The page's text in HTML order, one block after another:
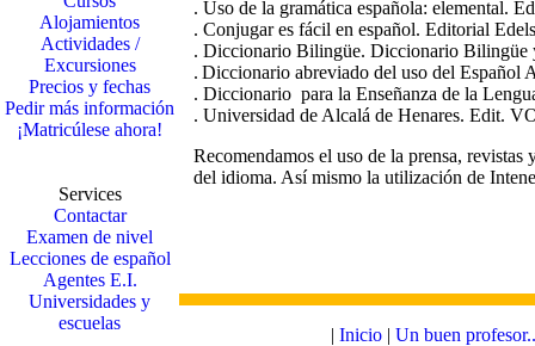
Alojamientos
Actividades /
Excursiones
Precios y fechas
Pedir más información
¡Matricúlese ahora!
Services
Contactar
Examen de nivel
Lecciones de español
Agentes E.I.
Universidades y
escuelas
. Uso de la gramática española: elemental.
. Conjugar es fácil en español. Editorial
. Diccionario Bilingüe. Diccionario Bilingüe
. Diccionario abreviado del uso del Español
. Diccionario para la Enseñanza de la
. Universidad de Alcalá de Henares. Edit.
Recomendamos el uso de la prensa,
del idioma. Así mismo la utilización de
| Inicio | Un buen